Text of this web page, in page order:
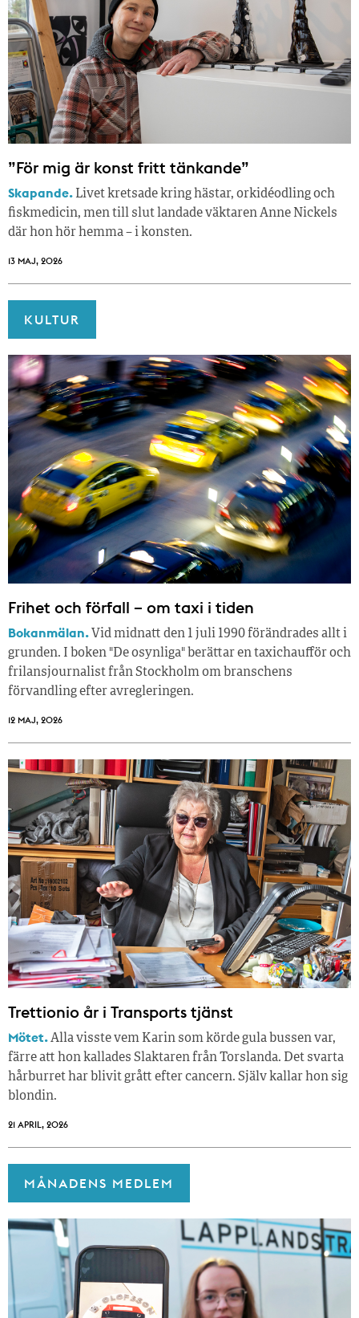
”För mig är konst fritt tänkande”
Skapande. Livet kretsade kring hästar, orkidéodling och
fiskmedicin, men till slut landade väktaren Anne Nickels
där hon hör hemma – i konsten.
13 MAJ, 2026
KULTUR
Frihet och förfall – om taxi i tiden
Bokanmälan. Vid midnatt den 1 juli 1990 förändrades allt i
grunden. I boken "De osynliga" berättar en taxichaufför och
frilansjournalist från Stockholm om branschens
förvandling efter avregleringen.
12 MAJ, 2026
Trettionio år i Transports tjänst
Mötet.Alla visste vem Karin som körde gula bussen var,
färre att hon kallades Slaktaren från Torslanda. Det svarta
hårburret har blivit grått efter cancern. Själv kallar hon sig
blondin.
21 APRIL, 2026
MÅNADENS MEDLEM